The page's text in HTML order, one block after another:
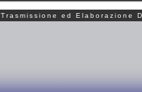
Trasmissione ed Elaborazione